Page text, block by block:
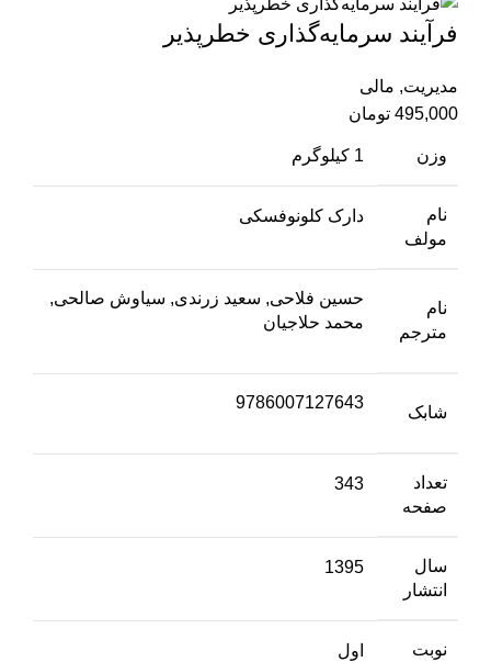
فرآیند سرمایه‌گذاری خطر‌پذیر
مدیریت, مالی
495,000 تومان
وزن 1 کیلوگرم
نام
مولف
دارک کلونوفسکی
نام
مترجم
حسین فلاحی, سعید زرندی, سیاوش صالحی,
محمد حلاجیان
شابک
9786007127643
تعداد
صفحه
343
سال
انتشار
1395
نوبت
اول